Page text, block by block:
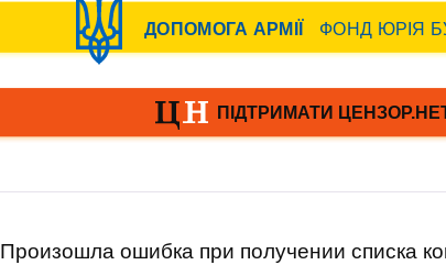
Произошла ошибка при получении списка